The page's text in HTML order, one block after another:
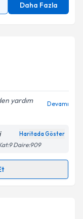
Daha Fazla
yardım
Devamı
Haritada Göster
Daire:909